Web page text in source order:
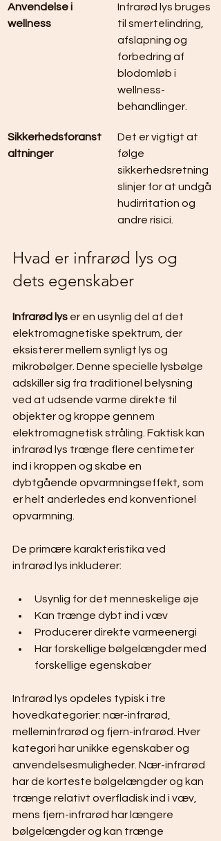
Anvendelse i
wellness
Infrarød lys bruges
til smertelindring,
afslapning og
forbedring af
blodomløb i
wellness-
behandlinger.
Sikkerhedsforanst
altninger
Det er vigtigt at
følge
sikkerhedsretning
slinjer for at undgå
hudirritation og
andre risici.
Hvad er infrarød lys og
dets egenskaber
Infrarød lys er en usynlig del af det
elektromagnetiske spektrum, der
eksisterer mellem synligt lys og
mikrobølger. Denne specielle lysbølge
adskiller sig fra traditionel belysning
ved at udsende varme direkte til
objekter og kroppe gennem
elektromagnetisk stråling. Faktisk kan
infrarød lys trænge flere centimeter
ind i kroppen og skabe en
dybtgående opvarmningseffekt, som
er helt anderledes end konventionel
opvarmning.
De primære karakteristika ved
infrarød lys inkluderer:
Usynlig for det menneskelige øje
Kan trænge dybt ind i væv
Producerer direkte varmeenergi
Har forskellige bølgelængder med
forskellige egenskaber
Infrarød lys opdeles typisk i tre
hovedkategorier: nær-infrarød,
melleminfrarød og fjern-infrarød. Hver
kategori har unikke egenskaber og
anvendelsesmuligheder. Nær-infrarød
har de korteste bølgelængder og kan
trænge relativt overfladisk ind i væv,
mens fjern-infrarød har længere
bølgelængder og kan trænge